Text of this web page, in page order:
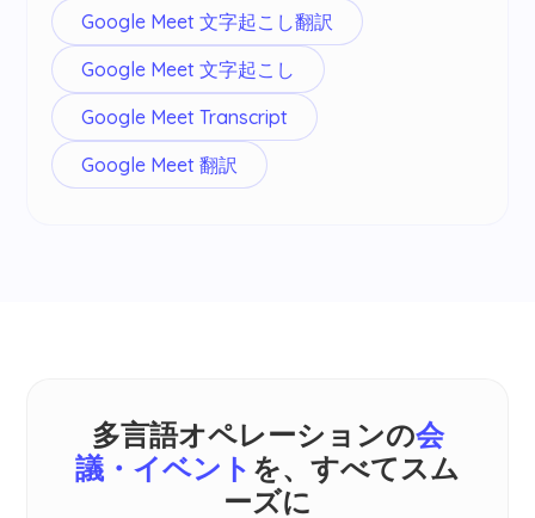
Google Meet 文字起こし翻訳
Google Meet 文字起こし
Google Meet Transcript
Google Meet 翻訳
多言語オペレーションの会
議・イベント を、すべてスム
ーズに